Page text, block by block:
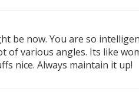
be now. You are so
of various angles. Its like
nice. Always maintain it up!